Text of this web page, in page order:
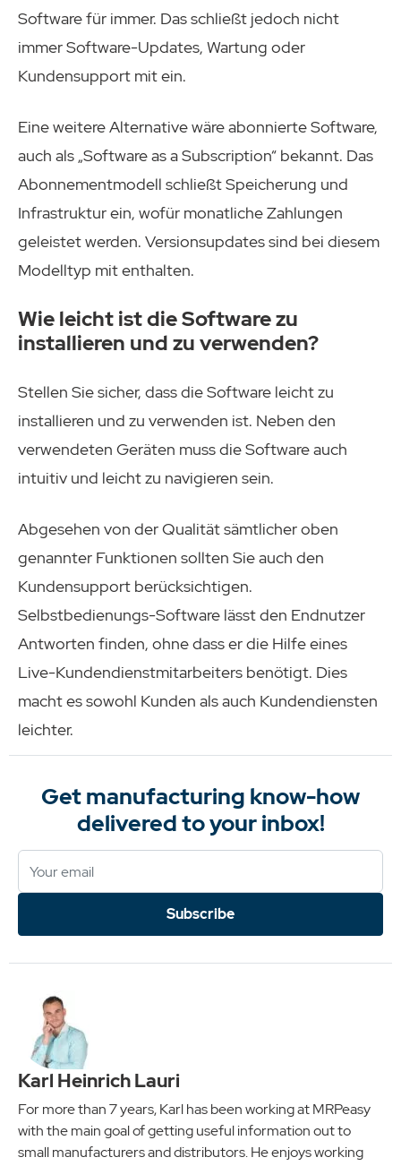
Software für immer. Das schließt jedoch nicht
immer Software-Updates, Wartung oder
Kundensupport mit ein.
Eine weitere Alternative wäre abonnierte Software,
auch als „Software as a Subscription“ bekannt. Das
Abonnementmodell schließt Speicherung und
Infrastruktur ein, wofür monatliche Zahlungen
geleistet werden. Versionsupdates sind bei diesem
Modelltyp mit enthalten.
Wie leicht ist die Software zu
installieren und zu verwenden?
Stellen Sie sicher, dass die Software leicht zu
installieren und zu verwenden ist. Neben den
verwendeten Geräten muss die Software auch
intuitiv und leicht zu navigieren sein.
Abgesehen von der Qualität sämtlicher oben
genannter Funktionen sollten Sie auch den
Kundensupport berücksichtigen.
Selbstbedienungs-Software lässt den Endnutzer
Antworten finden, ohne dass er die Hilfe eines
Live-Kundendienstmitarbeiters benötigt. Dies
macht es sowohl Kunden als auch Kundendiensten
leichter.
Get manufacturing know-how
delivered to your inbox!
Subscribe
Karl Heinrich Lauri
For more than 7 years, Karl has been working at MRPeasy
with the main goal of getting useful information out to
small manufacturers and distributors. He enjoys working